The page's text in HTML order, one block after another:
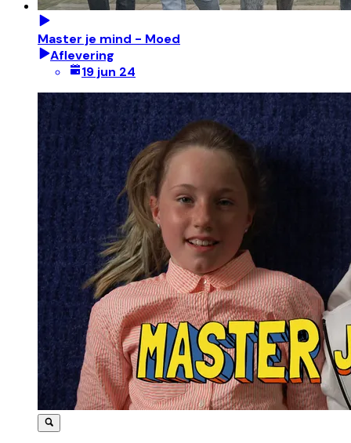
Master je mind - Moed
Aflevering
19 jun 24